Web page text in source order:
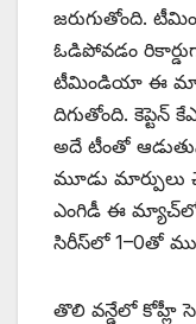
జరుగుతోంది.
ఓడిపోవడం
టీమిండియా ఈ
దిగుతోంది. కెప్టెన్
అదే టీంతో
మూడు
ఎంగిడీ ఈ మ్యాచ్‌లో
సిరీస్‌లో 1–0తో
తొలి వన్డేలో కోహ్లీ